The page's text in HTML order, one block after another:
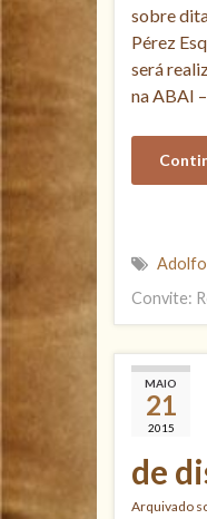
sobre
Pérez
será
na ABAI
Adolfo
Convite:
MAIO
21
2015
de
Arquivado